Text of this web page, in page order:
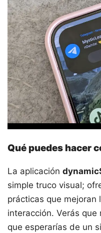
Qué puedes hacer
La aplicación
simple truco visual;
prácticas que mejoran
interacción. Verás
que esperarías de un